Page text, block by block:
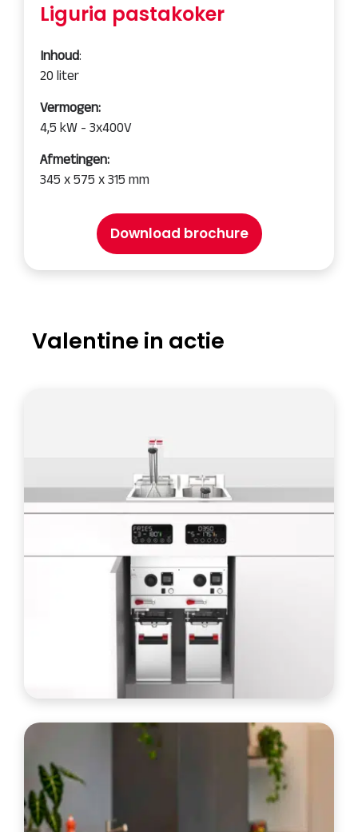
Liguria pastakoker
Inhoud:
20 liter
Vermogen:
4,5 kW - 3x400V
Afmetingen:
345 x 575 x 315 mm
Download brochure
Valentine in actie